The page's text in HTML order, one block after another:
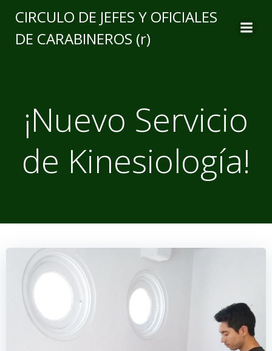
CIRCULO DE JEFES Y OFICIALES
DE CARABINEROS (r)
¡Nuevo Servicio
de Kinesiología!